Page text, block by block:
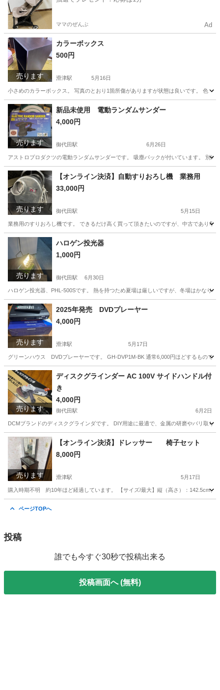
ママのぜんぶ Ad
売ります
カラーボックス
500円
滑津駅 5月16日
小さめのカラーボックス。 写真のとおり1箇所傷がありますが状態は良いです。 色
長野 佐久市 滑津駅 収納家具 状態
売ります
新品未使用 電動ランダムサンダー
4,000円
御代田駅 6月26日
アストロプロダクツの電動ランダムサンダーです。 吸塵パックが付いています。 別
長野 北佐久郡 御代田駅 その他 ランダムサンダー
売ります
【オンライン決済】自動すりおろし機 業務用
33,000円
御代田駅 5月15日
業務用のすりおろし機です。 できるだけ高く買って頂きたいのですが、中古であり
長野 北佐久郡 御代田駅 調理器具
売ります
ハロゲン投光器
1,000円
御代田駅 6月30日
ハロゲン投光器、PHL-500Sです。 熱を持つため夏場は厳しいですが、冬場はかなり
長野 北佐久郡 御代田駅
売ります
2025年発売 DVDプレーヤー
4,000円
滑津駅 5月17日
グリーンハウス DVDプレーヤーです。 GH-DVP1M-BK 通常6,000円ほどするもので
長野 佐久市 滑津駅 映像プレーヤー、レコーダー ケーブル
売ります
ディスクグラインダー AC 100V サイドハンドル付
き
4,000円
御代田駅 6月2日
DCMブランドのディスクグラインダです。 DIY用途に最適で、金属の研磨やバリ取
長野 北佐久郡 御代田駅 その他
売ります
【オンライン決済】ドレッサー 椅子セット
8,000円
滑津駅 5月17日
購入時期不明 約10年ほど経過しています。 【サイズ/最大】縦（高さ）：142.5cm
ページTOPへ
投稿
誰でも今すぐ30秒で投稿出来る
投稿画面へ (無料)